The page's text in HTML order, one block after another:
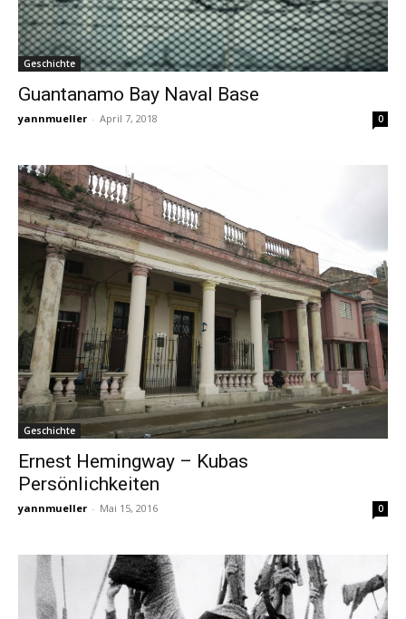
Geschichte
Guantanamo Bay Naval Base
yannmueller - April 7, 2018 0
Geschichte
Ernest Hemingway – Kubas
Persönlichkeiten
yannmueller - Mai 15, 2016 0